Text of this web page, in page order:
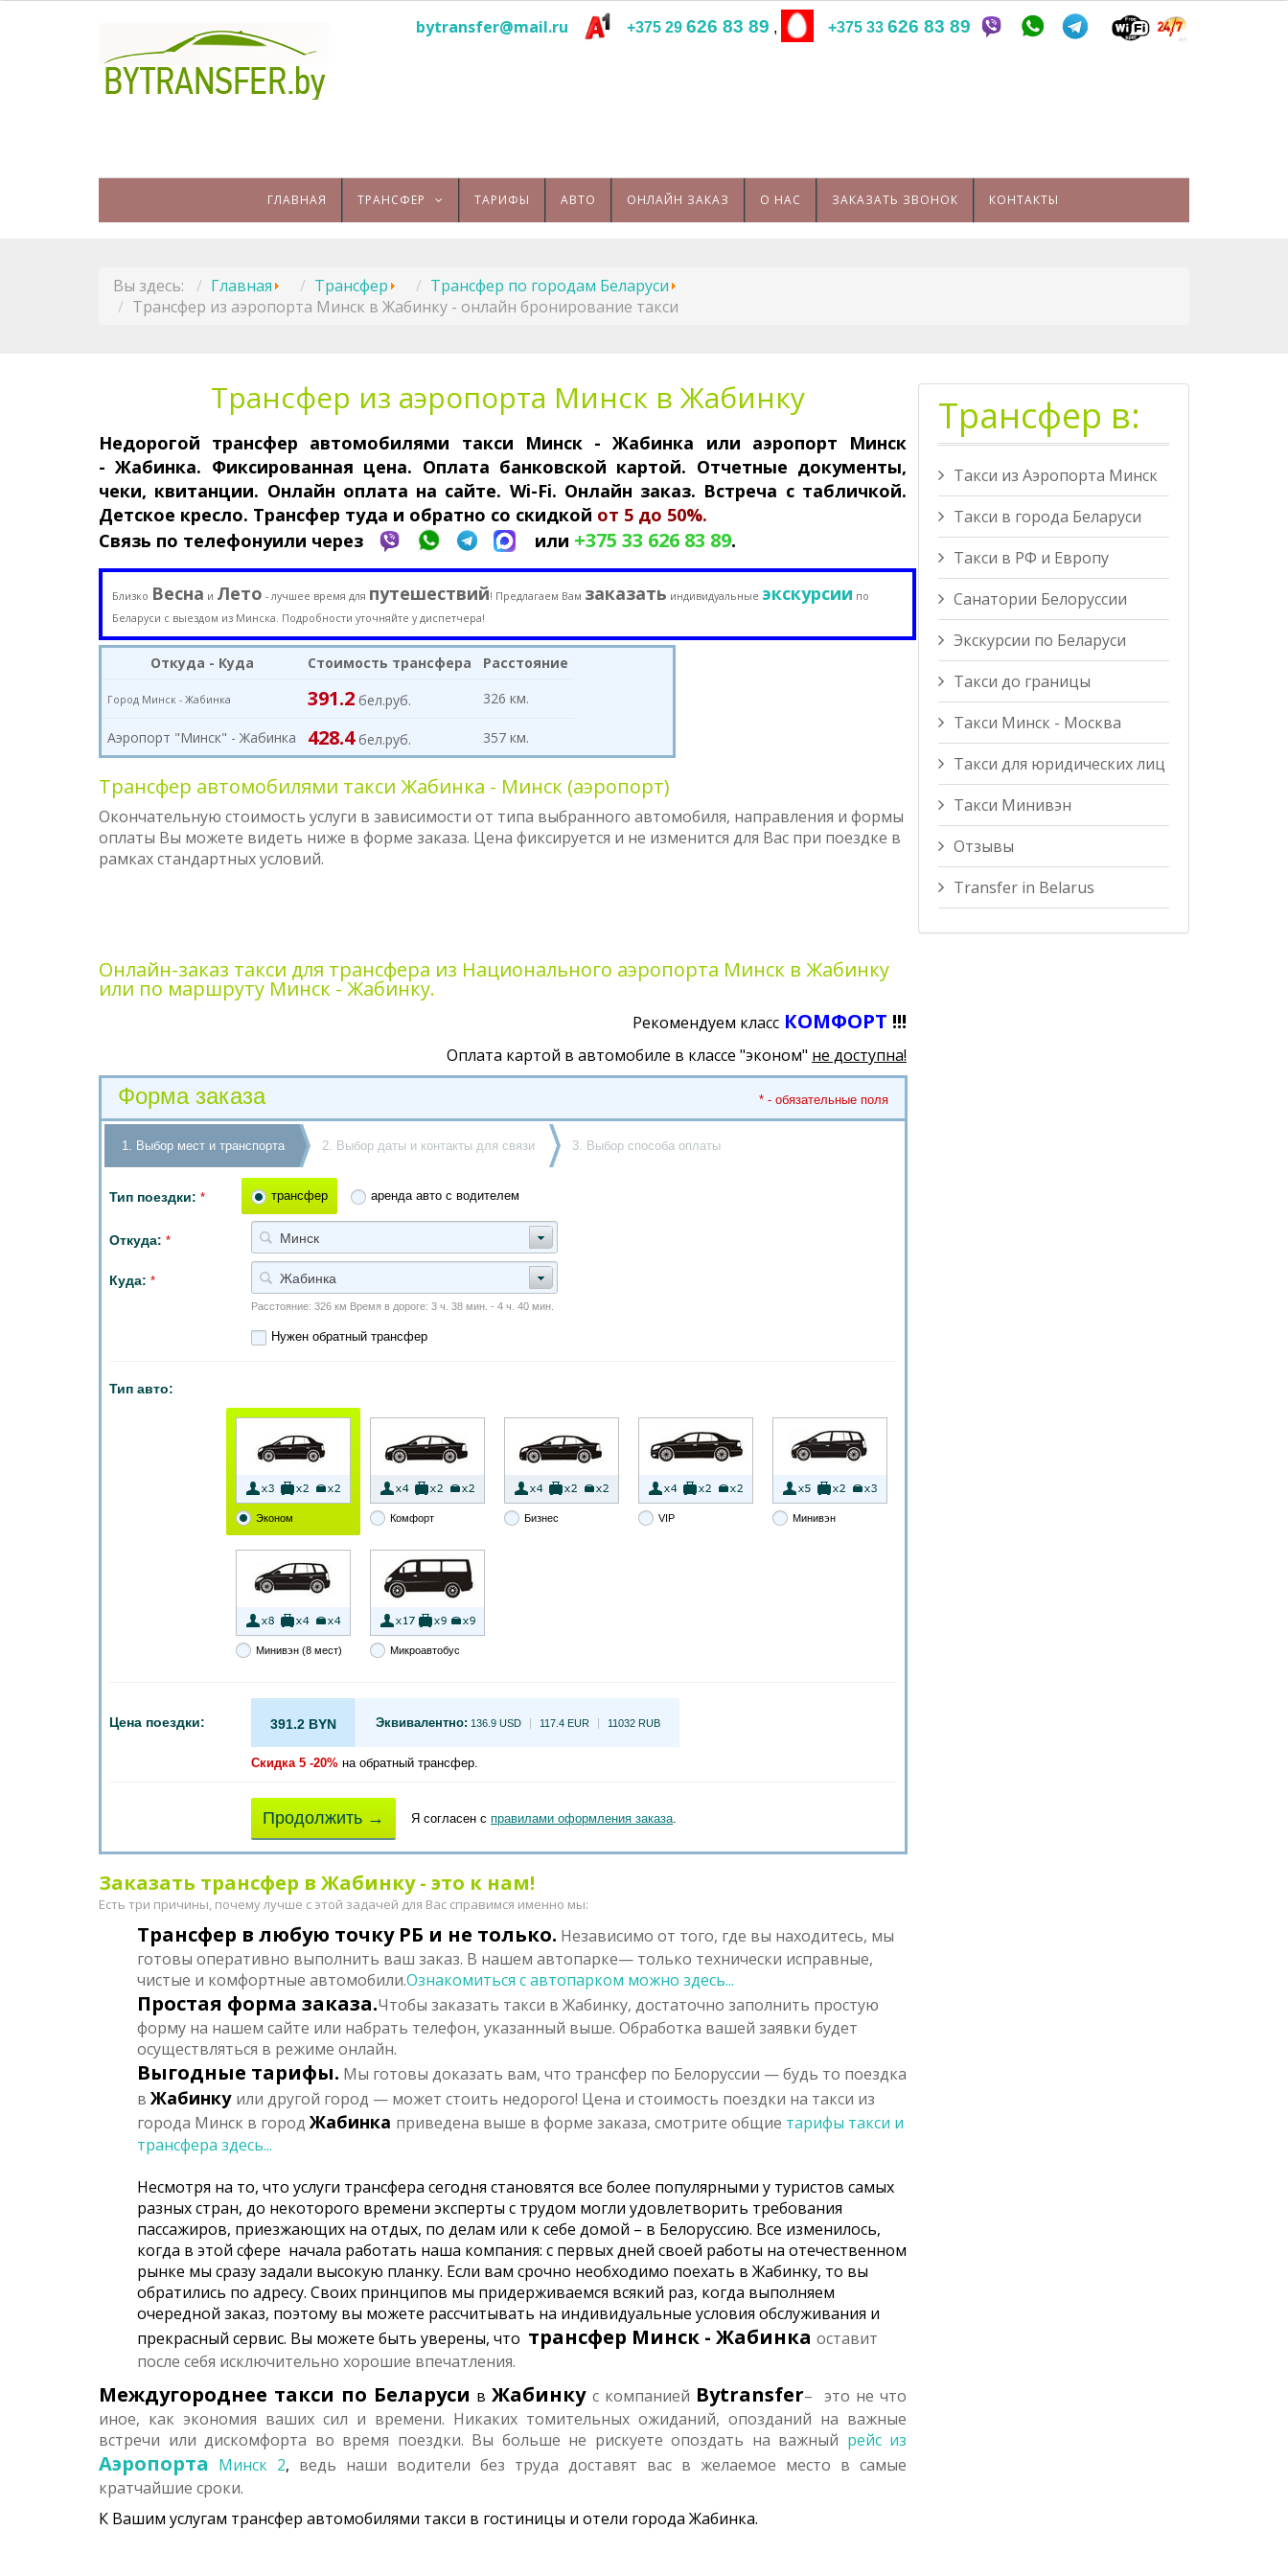
bytransfer@mail.ru +375 29 626 83 89 , +375 33 626 83 89
ГЛАВНАЯ ТРАНСФЕР ТАРИФЫ АВТО ОНЛАЙН ЗАКАЗ О НАС ЗАКАЗАТЬ ЗВОНОК КОНТАКТЫ
Вы здесь: Главная Трансфер
Трансфер по городам Беларуси
Трансфер из аэропорта Минск в Жабинку - онлайн бронирование такси
Трансфер из аэропорта Минск в Жабинку
Недорогой трансфер авто­моби­лями такси Минск - Жабинка или аэропорт Минск
-Жабинка. Фикси­рован­ная цена. Оплата банковской картой. Отчетные документы,
чеки, квитанции. Онлайн оплата на сайте. Wi-Fi. Онлайн заказ. Встреча с табличкой.
Детское кресло. Трансфер туда и обратно со скидкой от 5 до 50%.
Связь по телефонуили через или +375 33 626 83 89.
Близко Весна и Лето - лучшее время для путешествий! Предлагаем Вам заказать индивидуальные экскурсии по
Беларуси с выездом из Минска. Подробности уточняйте у диспетчера!
Откуда - Куда Стоимость трансфера Расстояние
Город Минск - Жабинка 391.2 бел.руб. 326 км.
Аэропорт "Минск" - Жабинка 428.4бел.руб. 357 км.
Трансфер автомобилями такси Жабинка - Минск (аэропорт)
Окончательную стоимость услуги в зависимости от типа выбранного автомобиля, направления и формы
оплаты Вы можете видеть ниже в форме заказа. Цена фиксируется и не изменится для Вас при поездке в
рамках стандартных условий.
Онлайн-заказ такси для трансфера из Национального аэропорта Минск в Жабинку
или по маршруту Минск - Жабинку.
Рекомендуем класс КОМФОРТ !!!
Оплата картой в автомобиле в классе "эконом" не доступна!
Форма заказа * - обязательные поля
1. Выбор мест и транспорта 2. Выбор даты и контакты для связи 3. Выбор способа оплаты
Тип поездки: * трансфер аренда авто с водителем
Откуда: * Минск
Куда: * Жабинка
Расстояние: 326 км Время в дороге: 3 ч. 38 мин. - 4 ч. 40 мин.
Нужен обратный трансфер
Тип авто:
Эконом Комфорт Бизнес VIP Минивэн
Минивэн (8 мест) Микроавтобус
Цена поездки: 391.2 BYN Эквивалентно: 136.9 USD 117.4 EUR 11032 RUB
Скидка 5 -20% на обратный трансфер.
Продолжить → Я согласен с правилами оформления заказа.
Заказать трансфер в Жабинку - это к нам!
Есть три причины, почему лучше с этой задачей для Вас справимся именно мы:
Трансфер в любую точку РБ и не только. Независимо от того, где вы находитесь, мы
готовы оперативно выполнить ваш заказ. В нашем автопарке— только технически исправные,
чистые и комфортные автомобили.Ознакомиться с автопарком можно здесь...
Простая форма заказа.Чтобы заказать такси в Жабинку, достаточно заполнить простую
форму на нашем сайте или набрать телефон, указанный выше. Обработка вашей заявки будет
осуществляться в режиме онлайн.
Выгодные тарифы. Мы готовы доказать вам, что трансфер по Белоруссии — будь то поездка
в Жабинку или другой город — может стоить недорого! Цена и стоимость поездки на такси из
города Минск в город Жабинка приведена выше в форме заказа, смотрите общие тарифы такси и
трансфера здесь...
Несмотря на то, что услуги трансфера сегодня становятся все более популярными у туристов самых
разных стран, до некоторого времени эксперты с трудом могли удовлетворить требования
пассажиров, приезжающих на отдых, по делам или к себе домой – в Белоруссию. Все изменилось,
когда в этой сфере начала работать наша компания: с первых дней своей работы на отечественном
рынке мы сразу задали высокую планку. Если вам срочно необходимо поехать в Жабинку, то вы
обратились по адресу. Своих принципов мы придерживаемся всякий раз, когда выполняем
очередной заказ, поэтому вы можете рассчитывать на индивидуальные условия обслуживания и
прекрасный сервис. Вы можете быть уверены, что трансфер Минск - Жабинка оставит
после себя исключительно хорошие впечатления.
Междугороднее такси по Беларуси вЖабинку с компанией Bytransfer– это не что
иное, как экономия ваших сил и времени. Никаких томительных ожиданий, опозданий на важные
встречи или дискомфорта во время поездки. Вы больше не рискуете опоздать на важный рейс из
Аэропорта Минск 2, ведь наши водители без труда доставят вас в желаемое место в самые
кратчайшие сроки.
К Вашим услугам трансфер автомобилями такси в гостиницы и отели города Жабинка.
Трансфер в:
Такси из Аэропорта Минск
Такси в города Беларуси
Такси в РФ и Европу
Санатории Белоруссии
Экскурсии по Беларуси
Такси до границы
Такси Минск - Москва
Такси для юридических лиц
Такси Минивэн
Отзывы
Transfer in Belarus